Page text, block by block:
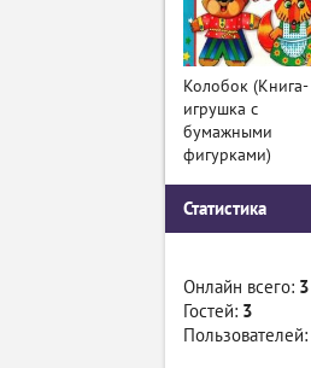
Колобок (Книга-
игрушка с
бумажными
фигурками)
Статистика
Онлайн всего: 3
Гостей: 3
Пользователей: